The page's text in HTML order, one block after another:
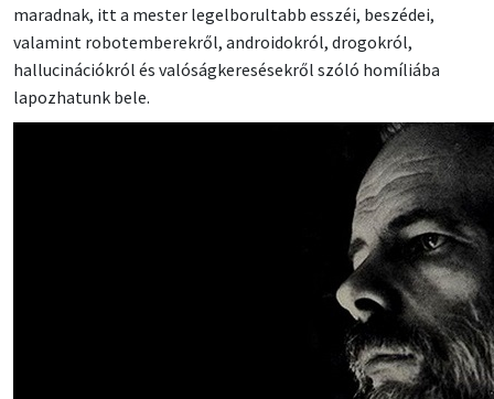
maradnak, itt a mester legelborultabb esszéi, beszédei,
valamint robotemberekről, androidokról, drogokról,
hallucinációkról és valóságkeresésekről szóló homíliába
lapozhatunk bele.